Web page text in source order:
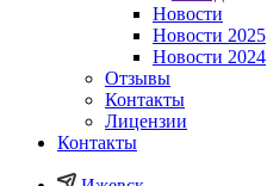
Новости
Новости 2025
Новости 2024
Отзывы
Контакты
Лицензии
Контакты